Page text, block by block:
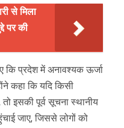
से मिला
पर की
कि प्रदेश में अनावश्यक ऊर्जा
कहा कि यदि किसी
इसकी पूर्व सूचना स्थानीय
जाए, जिससे लोगों को